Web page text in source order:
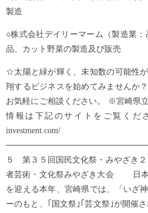
製造
○株式会社デイリーマーム（製造業
品、カット野菜の製造及び販売
☆太陽と緑が輝く、未知数の可能性
翔するビジネスを始めてみませんか
お気軽にご相談ください。 ※宮崎県
情報は下記のサイトをご覧くだ
investment.com/
５ 第３５回国民文化祭・みやざ
者芸術・文化祭みやざき大会 日本
を迎える本年、宮崎県では、「いざ
ーのもと、｢国文祭｣｢芸文祭｣が開